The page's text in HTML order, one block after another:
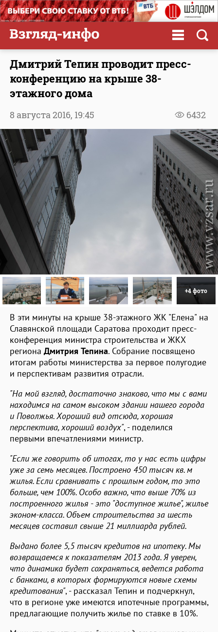
Дмитрий Тепин проводит пресс-
конференцию на крыше 38-
этажного дома
6432
8 августа 2016, 19:45
+4 фото
В эти минуты на крыше 38-этажного ЖК "Елена" на
Славянской площади Саратова проходит пресс-
конференция министра строительства и ЖКХ
региона Дмитрия Тепина. Собрание посвящено
итогам работы министерства за первое полугодие
и перспективам развития отрасли.
"На мой взгляд, достаточно знаково, что мы с вами
находимся на самом высоком здании нашего города
и Поволжья. Хороший вид отсюда, хорошая
перспектива, хороший воздух", - поделился
первыми впечатлениями министр.
"Если же говорить об итогах, то у нас есть цифры
уже за семь месяцев. Построено 450 тысяч кв. м
жилья. Если сравнивать с прошлым годом, то это
больше, чем 100%. Особо важно, что выше 70% из
построенного жилья - это "доступное жилье", жилье
эконом-класса. Объем строительства за шесть
месяцев составил свыше 21 миллиарда рублей.
Выдано более 5,5 тысяч кредитов на ипотеку. Мы
возвращаемся к показателям 2013 года. Я уверен,
что динамика будет сохраняться, ведется работа
с банками, в которых формируются новые схемы
кредитования", - рассказал Тепин и подчеркнул,
что в регионе уже имеются ипотечные программы,
предлагающие получить жилье по ставке в 10%.